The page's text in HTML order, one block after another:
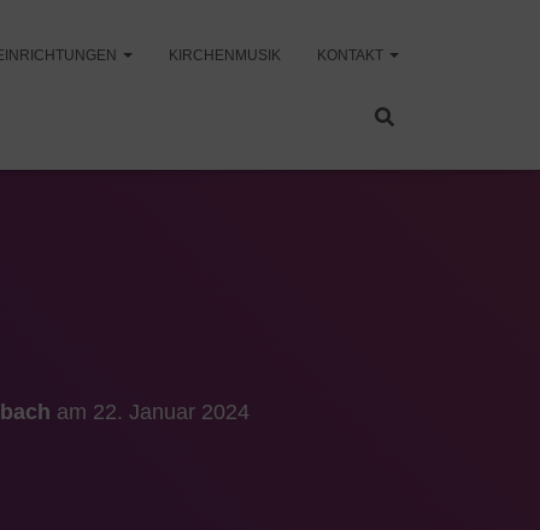
KIRCHENMUSIK KONTAKT
am 22. Januar 2024